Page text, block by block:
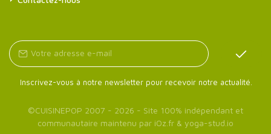
Inscrivez-vous à notre newsletter pour recevoir notre actualité.
©CUISINEPOP 2007 - 2026 - Site 100% indépendant et
communautaire maintenu par iOz.fr & yoga-stud.io